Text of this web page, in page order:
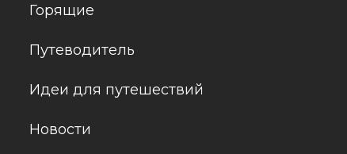
Горящие
Путеводитель
Идеи для путешествий
Новости